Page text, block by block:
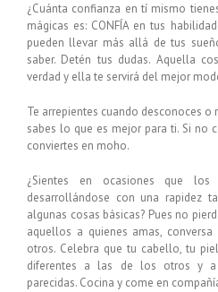
¿Cuánta confianza en tí mismo
mágicas es: CONFÍA en tus
pueden llevar más allá de tus
saber. Detén tus dudas. Aquella
verdad y ella te servirá del mejor
Te arrepientes cuando desconoces
sabes lo que es mejor para ti. Si no
conviertes en moho.
¿Sientes en ocasiones que
desarrollándose con una rapidez
algunas cosas básicas? Pues no
aquellos a quienes amas,
otros. Celebra que tu cabello, tu
diferentes a las de los otros y a
parecidas. Cocina y come en